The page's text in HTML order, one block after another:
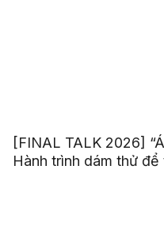
[FINAL TALK 2026]
Hành trình dám thử